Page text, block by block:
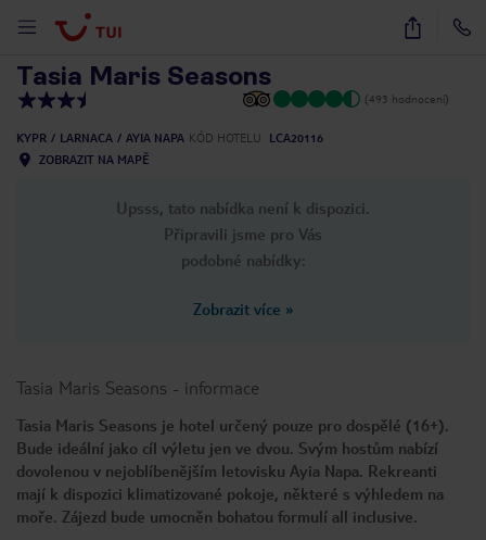
19
Tasia Maris Seasons
(493 hodnocení)
KYPR LARNACA AYIA NAPA KÓD HOTELU
LCA20116
ZOBRAZIT NA MAPĚ
Upsss, tato nabídka není k dispozici.
Připravili jsme pro Vás
podobné nabídky:
Zobrazit více »
Tasia Maris Seasons - informace
Tasia Maris Seasons je hotel určený pouze pro dospělé (16+).
Bude ideální jako cíl výletu jen ve dvou. Svým hostům nabízí
dovolenou v nejoblíbenějším letovisku Ayia Napa. Rekreanti
mají k dispozici klimatizované pokoje, některé s výhledem na
moře. Zájezd bude umocněn bohatou formulí all inclusive.